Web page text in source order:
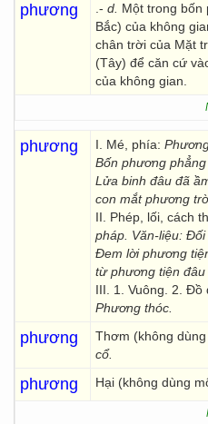
phương .- d. Một trong bốn
Bắc) của không
chân trời của Mặt
(Tây) để căn cứ
của không gian.
phương I. Mé, phía:
Bốn phương
Lửa binh đâu đã
con mắt phương
II. Phép, lối, cách
pháp. Văn-liệu:
Đem lời phương
từ phương tiện đâu
III. 1. Vuông. 2. Đồ
Phương thóc.
phương Thơm (không
cổ.
phương Hại (không dùng